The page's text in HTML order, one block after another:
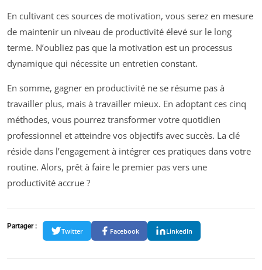
En cultivant ces sources de motivation, vous serez en mesure
de maintenir un niveau de productivité élevé sur le long
terme. N’oubliez pas que la motivation est un processus
dynamique qui nécessite un entretien constant.
En somme, gagner en productivité ne se résume pas à
travailler plus, mais à travailler mieux. En adoptant ces cinq
méthodes, vous pourrez transformer votre quotidien
professionnel et atteindre vos objectifs avec succès. La clé
réside dans l’engagement à intégrer ces pratiques dans votre
routine. Alors, prêt à faire le premier pas vers une
productivité accrue ?
Partager :
Twitter Facebook LinkedIn